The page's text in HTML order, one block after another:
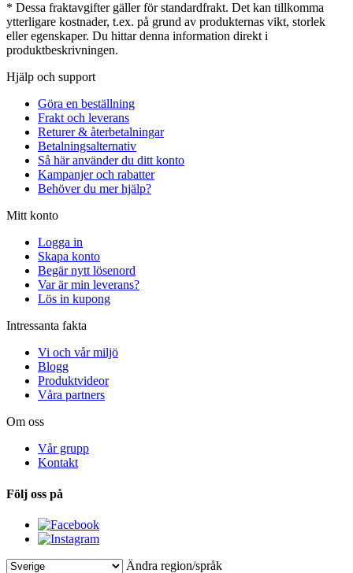
* Dessa fraktavgifter gäller för standardfrakt. Det kan tillkomma
ytterligare kostnader, t.ex. på grund av produkternas vikt, storlek
eller egenskaper. Du hittar denna information direkt i
produktbeskrivningen.
Hjälp och support
Göra en beställning
Frakt och leverans
Returer & återbetalningar
Betalningsalternativ
Så här använder du ditt konto
Kampanjer och rabatter
Behöver du mer hjälp?
Mitt konto
Logga in
Skapa konto
Begär nytt lösenord
Var är min leverans?
Lös in kupong
Intressanta fakta
Vi och vår miljö
Blogg
Produktvideor
Våra partners
Om oss
Vår grupp
Kontakt
Följ oss på
Ändra region/språk